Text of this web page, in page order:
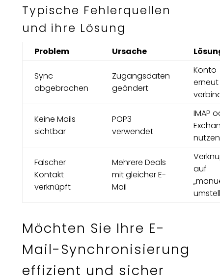
Typische Fehlerquellen
und ihre Lösung
Problem Ursache
Sync
abgebrochen
Zugangsdaten
geändert
Konto
erneut
Keine Mails
sichtbar
POP3
verwendet
IMAP
nutzen
Falscher
Kontakt
verknüpft
Mehrere Deals
mit gleicher E-
Mail
auf
Möchten Sie Ihre E-
Mail-Synchronisierung
effizient und sicher